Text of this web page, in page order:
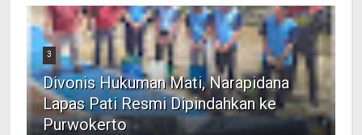
3
Divonis Hukuman Mati, Narapidana
Lapas Pati Resmi Dipindahkan ke
Purwokerto